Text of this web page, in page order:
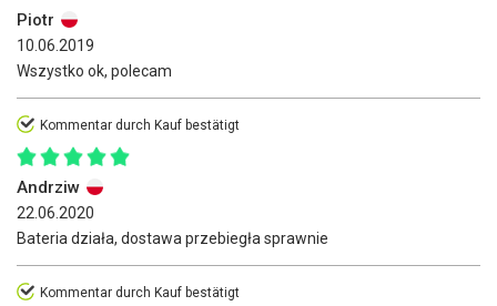
Piotr
10.06.2019
Wszystko ok, polecam
Kommentar durch Kauf bestätigt
Andrziw
22.06.2020
Bateria działa, dostawa przebiegła sprawnie
Kommentar durch Kauf bestätigt